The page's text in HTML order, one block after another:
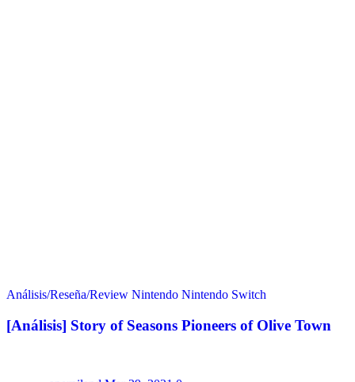
Análisis/Reseña/Review Nintendo Nintendo Switch
[Análisis] Story of Seasons Pioneers of Olive Town